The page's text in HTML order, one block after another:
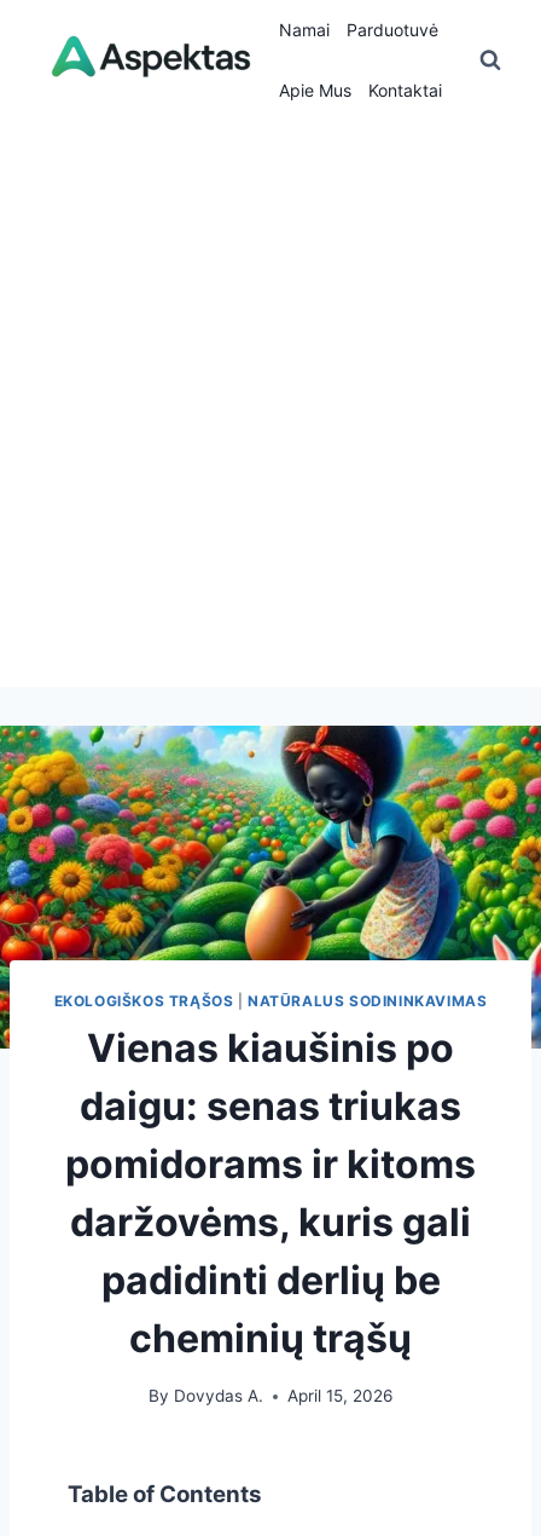
content
Namai Parduotuvė
Apie Mus Kontaktai
EKOLOGIŠKOS TRĄŠOS |NATŪRALUS SODININKAVIMAS
Vienas kiaušinis po
daigu: senas triukas
pomidorams ir kitoms
daržovėms, kuris gali
padidinti derlių be
cheminių trąšų
By Dovydas A. April 15, 2026
Table of Contents